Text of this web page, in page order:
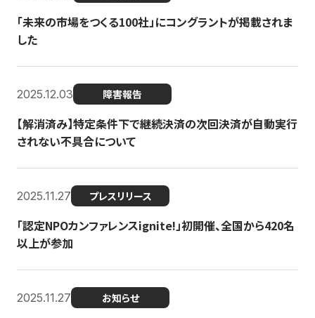
「未来の市場をつくる100社」にコングラントが掲載されま
した
2025.12.03 障害報告
【解消済み】特定条件下で継続決済の次回決済が自動実行
されない不具合について
2025.11.27 プレスリリース
「認定NPOカンファレンスignite!」初開催、全国から420名
以上が参加
2025.11.27 お知らせ